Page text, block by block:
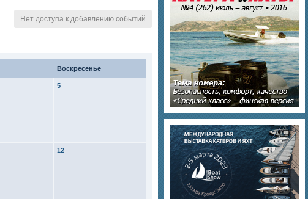
Нет доступа к добавлению событий
Воскресенье
5
12